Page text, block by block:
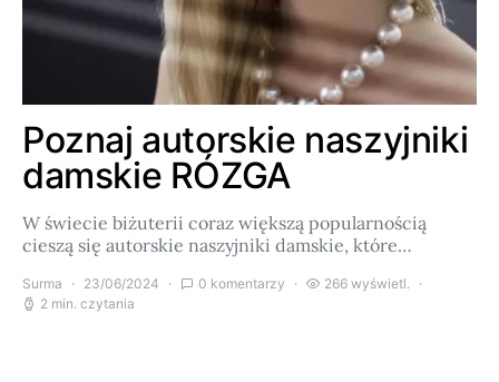
Poznaj autorskie naszyjniki
damskie RÓZGA
W świecie biżuterii coraz większą popularnością
cieszą się autorskie naszyjniki damskie, które…
Surma 23/06/2024 0 komentarzy
266 wyświetl.
2 min. czytania